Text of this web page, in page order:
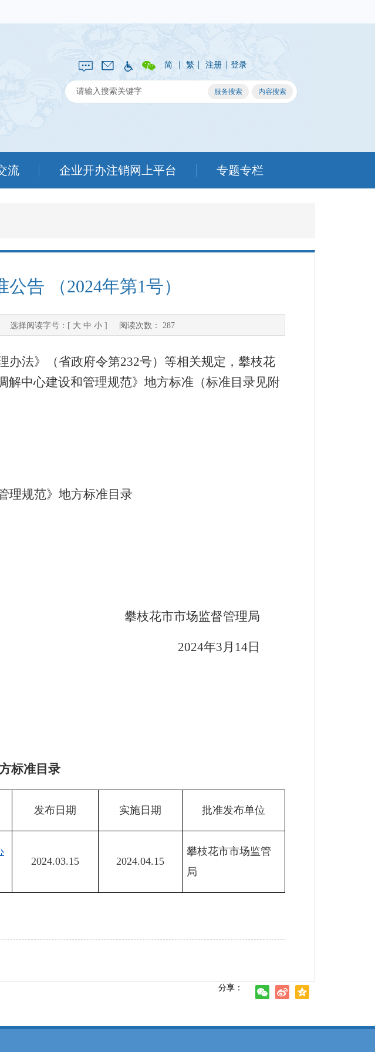
简 | 繁 | 注册 | 登录
流 企业开办注销网上平台 专题专栏
告 （2024年第1号）
选择阅读字号：[ 大 中 小] 阅读次数： 287
法》（省政府令第232号）等相关规定，攀枝花
中心建设和管理规范》地方标准（标准目录见附
理规范》地方标准目录
攀枝花市市场监督管理局
2024年3月14日
标准目录
发布日期 实施日期 批准发布单位
2024.03.15 2024.04.15
攀枝花市市场监管
局
分享：